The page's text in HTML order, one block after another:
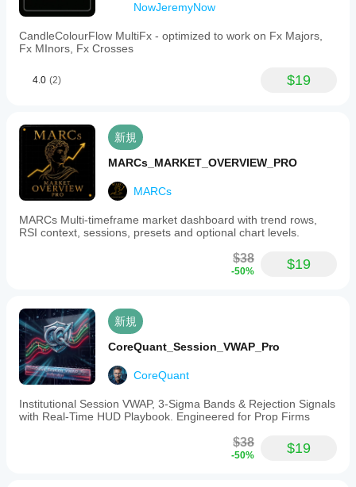
NowJeremyNow
CandleColourFlow MultiFx - optimized to work on Fx Majors,
Fx MInors, Fx Crosses
4.0 (2) $19
新規
MARCs_MARKET_OVERVIEW_PRO
MARCs
MARCs Multi-timeframe market dashboard with trend rows,
RSI context, sessions, presets and optional chart levels.
$38
-50% $19
新規
CoreQuant_Session_VWAP_Pro
CoreQuant
Institutional Session VWAP, 3-Sigma Bands & Rejection Signals
with Real-Time HUD Playbook. Engineered for Prop Firms
$38
-50% $19